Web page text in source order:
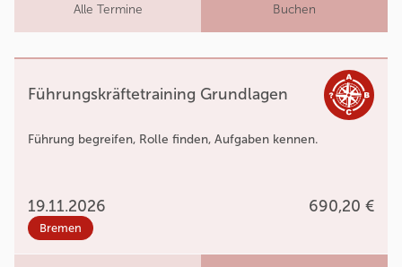
Alle Termine Buchen
Führungskräftetraining Grundlagen
Führung begreifen, Rolle finden, Aufgaben kennen.
19.11.2026 690,20 €
Bremen